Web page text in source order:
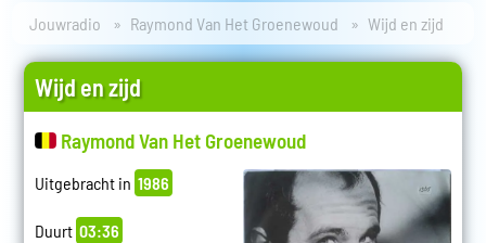
Jouwradio Raymond Van Het Groenewoud Wijd en zijd
Wijd en zijd
Raymond Van Het Groenewoud
Uitgebracht in 1986
Duurt 03:36